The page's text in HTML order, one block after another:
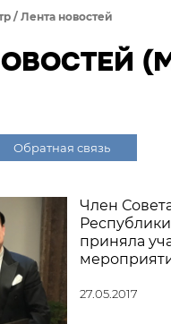
/ Лента новостей
Обратная связь
Член
приняла
27.05.2017